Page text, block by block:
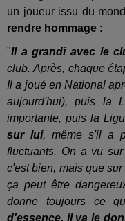
un joueur issu du
rendre hommage :
"Il a grandi avec le
club. Après, chaque
Il a joué en National
aujourd'hui), puis la
importante, puis la
sur lui, même s'il a
fluctuants. On a vu
c'est bien, mais que
ça peut être
donne toujours ce
d'essence, il va le